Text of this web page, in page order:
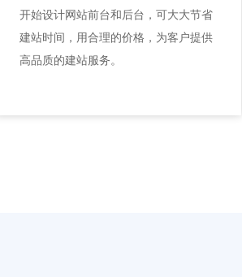
开始设计网站前台和后台，可大大节省
建站时间，用合理的价格，为客户提供
高品质的建站服务。